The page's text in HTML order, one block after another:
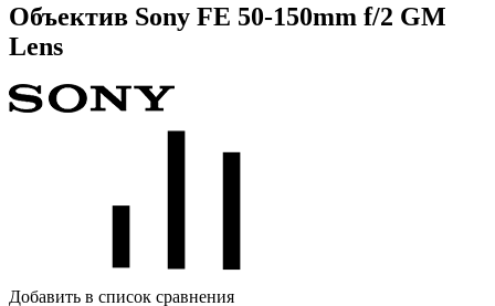
Объектив Sony FE 50-150mm f/2 GM
Lens
Добавить в список сравнения